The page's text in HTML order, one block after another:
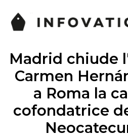
Madrid chiude
Carmen
a Roma la
cofondatrice